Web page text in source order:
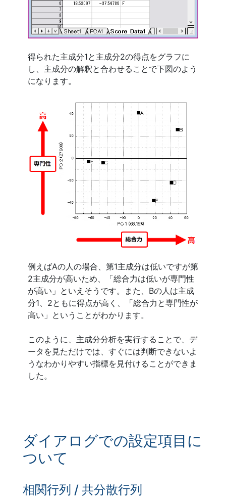
得られた主成分1と主成分2の得点をグラフに
し、主成分の解釈と合わせることで下図のよう
になります。
例えばAの人の場合、第1主成分は低いですが第
2主成分が高いため、「総合力は低いが専門性
が高い」といえそうです。また、Bの人は主成
分1、2ともに得点が高く、「総合力と専門性が
高い」ということがわかります。
このように、主成分分析を実行することで、デ
ータを見ただけでは、すぐには判断できないよ
うなわかりやすい指標を見付けることができま
した。
ダイアログでの設定項目に
ついて
相関行列 / 共分散行列